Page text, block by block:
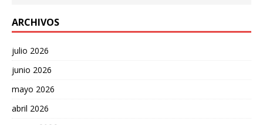
ARCHIVOS
julio 2026
junio 2026
mayo 2026
abril 2026